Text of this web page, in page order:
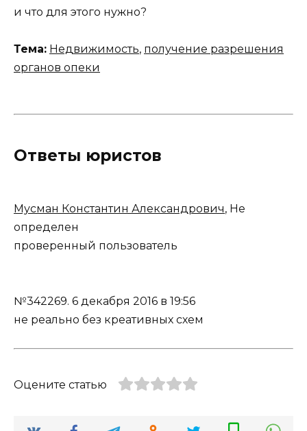
и что для этого нужно?
Тема: Недвижимость, получение разрешения
органов опеки
Ответы юристов
Мусман Константин Александрович, Не
определен
проверенный пользователь
№342269. 6 декабря 2016 в 19:56
не реально без креативных схем
Оцените статью